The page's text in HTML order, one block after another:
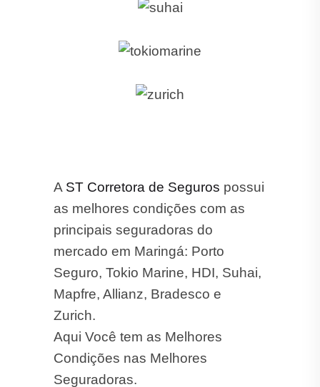
A ST Corretora de Seguros possui
as melhores condições com as
principais seguradoras do
mercado em Maringá: Porto
Seguro, Tokio Marine, HDI, Suhai,
Mapfre, Allianz, Bradesco e
Zurich.
Aqui Você tem as Melhores
Condições nas Melhores
Seguradoras.